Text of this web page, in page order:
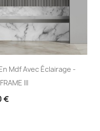
Mdf Avec Éclairage -
III
€